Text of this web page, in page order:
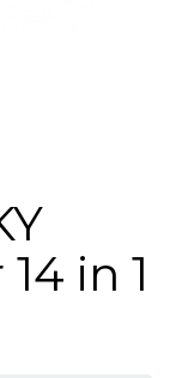
in 1